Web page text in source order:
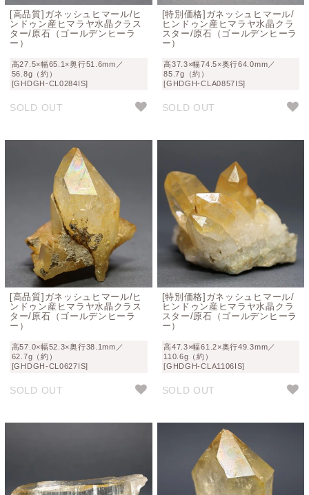
[高品質]ガネッシュヒマール/ヒ
ンドゥン産ヒマラヤ水晶クラス
ター/原石（ゴールデンヒーラ
ー）
高27.5×幅65.1×奥行51.6mm／
56.8g（約）
[GHDGH-CL0284IS]
SOLD OUT
[特別価格]ガネッシュヒマール/
ヒンドゥン産ヒマラヤ水晶クラ
スター/原石（ゴールデンヒーラ
ー）
高37.3×幅74.5×奥行64.0mm／
85.7g（約）
[GHDGH-CLA0857IS]
SOLD OUT
[高品質]ガネッシュヒマール/ヒ
ンドゥン産ヒマラヤ水晶クラス
ター/原石（ゴールデンヒーラ
ー）
高57.0×幅52.3×奥行38.1mm／
62.7g（約）
[GHDGH-CL0627IS]
SOLD OUT
[特別価格]ガネッシュヒマール/
ヒンドゥン産ヒマラヤ水晶クラ
スター/原石（ゴールデンヒーラ
ー）
高47.3×幅61.2×奥行49.3mm／
110.6g（約）
[GHDGH-CLA1106IS]
SOLD OUT